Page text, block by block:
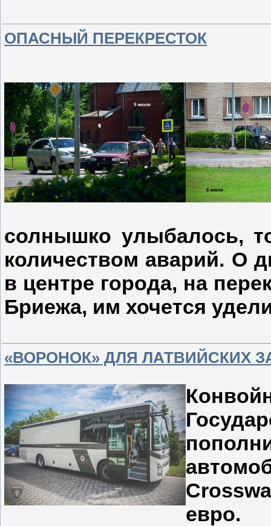
ОПАСНЫЙ ПЕРЕКРЕСТОК
солнышко улыбалось,
количеством аварий. О
в центре города, на
Бриежа, им хочется
«ВОРОНОК» ДЛЯ ЛАТВИЙСКИХ
евро.